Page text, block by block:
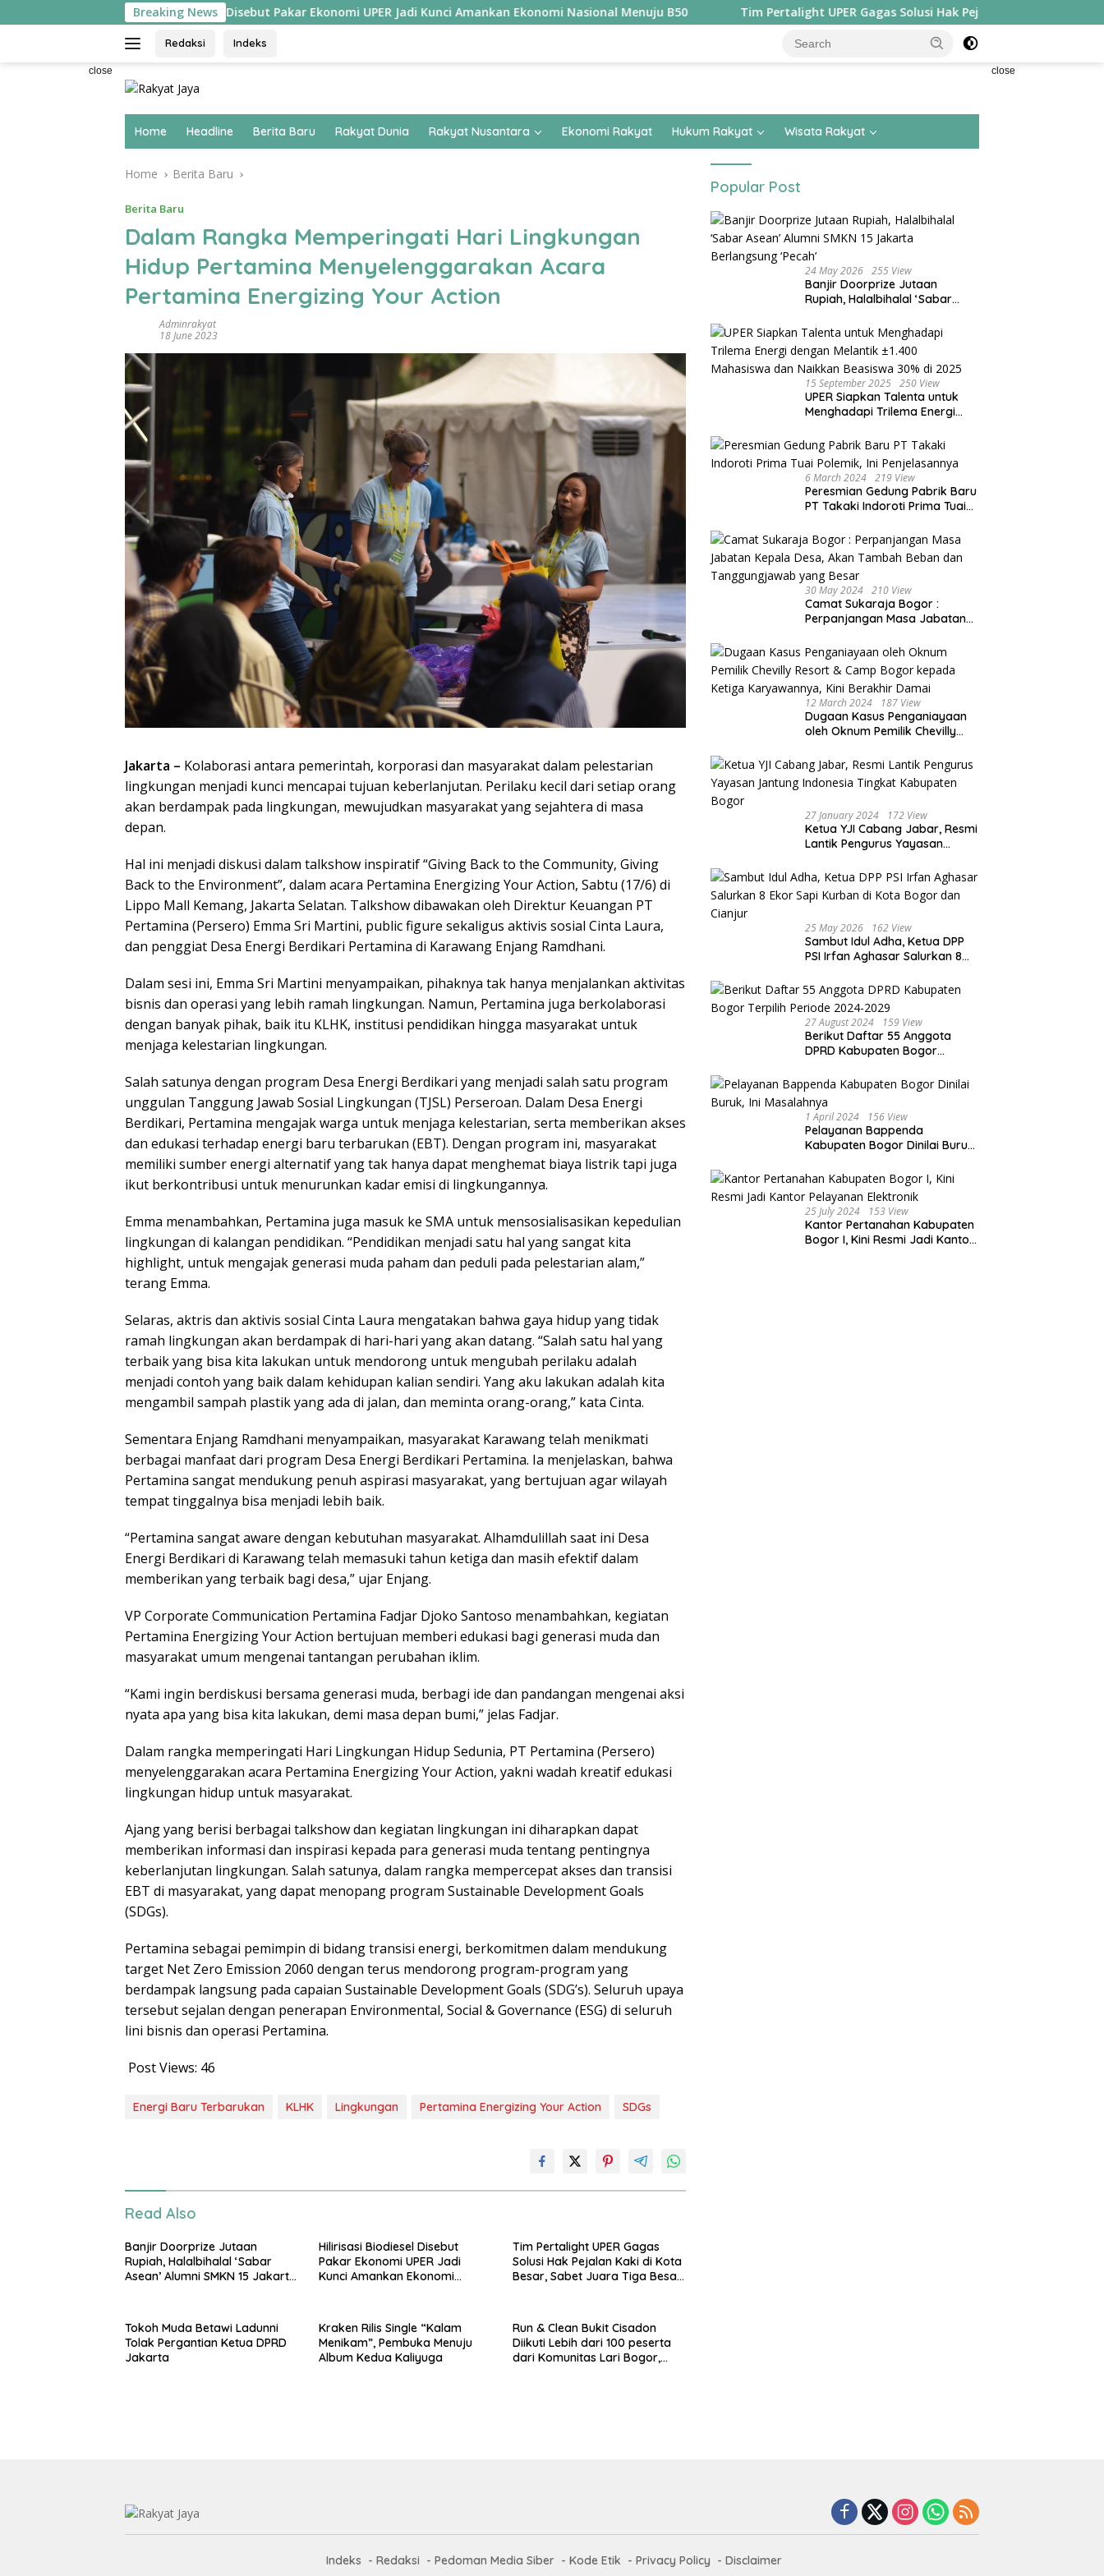
to
Breaking News
Hilirisasi Biodiesel Disebut Pakar Ekonomi UPER Jadi Kunci Amankan Ekonomi Nasional Menuju B50 Tim Pertalight UPER Gagas Solusi Hak Pejalan Kaki di Kota Besar, Sabet
Redaksi Indeks
close close
Home Headline Berita Baru Rakyat Dunia Rakyat Nusantara Ekonomi Rakyat Hukum Rakyat Wisata Rakyat
Home Berita Baru
Berita Baru
Dalam Rangka Memperingati Hari Lingkungan
Hidup Pertamina Menyelenggarakan Acara
Pertamina Energizing Your Action
Adminrakyat
18 June 2023
Jakarta – Kolaborasi antara pemerintah, korporasi dan masyarakat dalam pelestarian
lingkungan menjadi kunci mencapai tujuan keberlanjutan. Perilaku kecil dari setiap orang
akan berdampak pada lingkungan, mewujudkan masyarakat yang sejahtera di masa
depan.
Hal ini menjadi diskusi dalam talkshow inspiratif “Giving Back to the Community, Giving
Back to the Environment”, dalam acara Pertamina Energizing Your Action, Sabtu (17/6) di
Lippo Mall Kemang, Jakarta Selatan. Talkshow dibawakan oleh Direktur Keuangan PT
Pertamina (Persero) Emma Sri Martini, public figure sekaligus aktivis sosial Cinta Laura,
dan penggiat Desa Energi Berdikari Pertamina di Karawang Enjang Ramdhani.
Dalam sesi ini, Emma Sri Martini menyampaikan, pihaknya tak hanya menjalankan aktivitas
bisnis dan operasi yang lebih ramah lingkungan. Namun, Pertamina juga berkolaborasi
dengan banyak pihak, baik itu KLHK, institusi pendidikan hingga masyarakat untuk
menjaga kelestarian lingkungan.
Salah satunya dengan program Desa Energi Berdikari yang menjadi salah satu program
unggulan Tanggung Jawab Sosial Lingkungan (TJSL) Perseroan. Dalam Desa Energi
Berdikari, Pertamina mengajak warga untuk menjaga kelestarian, serta memberikan akses
dan edukasi terhadap energi baru terbarukan (EBT). Dengan program ini, masyarakat
memiliki sumber energi alternatif yang tak hanya dapat menghemat biaya listrik tapi juga
ikut berkontribusi untuk menurunkan kadar emisi di lingkungannya.
Emma menambahkan, Pertamina juga masuk ke SMA untuk mensosialisasikan kepedulian
lingkungan di kalangan pendidikan. “Pendidikan menjadi satu hal yang sangat kita
highlight, untuk mengajak generasi muda paham dan peduli pada pelestarian alam,”
terang Emma.
Selaras, aktris dan aktivis sosial Cinta Laura mengatakan bahwa gaya hidup yang tidak
ramah lingkungan akan berdampak di hari-hari yang akan datang. “Salah satu hal yang
terbaik yang bisa kita lakukan untuk mendorong untuk mengubah perilaku adalah
menjadi contoh yang baik dalam kehidupan kalian sendiri. Yang aku lakukan adalah kita
mengambil sampah plastik yang ada di jalan, dan meminta orang-orang,” kata Cinta.
Sementara Enjang Ramdhani menyampaikan, masyarakat Karawang telah menikmati
berbagai manfaat dari program Desa Energi Berdikari Pertamina. Ia menjelaskan, bahwa
Pertamina sangat mendukung penuh aspirasi masyarakat, yang bertujuan agar wilayah
tempat tinggalnya bisa menjadi lebih baik.
“Pertamina sangat aware dengan kebutuhan masyarakat. Alhamdulillah saat ini Desa
Energi Berdikari di Karawang telah memasuki tahun ketiga dan masih efektif dalam
memberikan yang terbaik bagi desa,” ujar Enjang.
VP Corporate Communication Pertamina Fadjar Djoko Santoso menambahkan, kegiatan
Pertamina Energizing Your Action bertujuan memberi edukasi bagi generasi muda dan
masyarakat umum mengenai tantangan perubahan iklim.
“Kami ingin berdiskusi bersama generasi muda, berbagi ide dan pandangan mengenai aksi
nyata apa yang bisa kita lakukan, demi masa depan bumi,” jelas Fadjar.
Dalam rangka memperingati Hari Lingkungan Hidup Sedunia, PT Pertamina (Persero)
menyelenggarakan acara Pertamina Energizing Your Action, yakni wadah kreatif edukasi
lingkungan hidup untuk masyarakat.
Ajang yang berisi berbagai talkshow dan kegiatan lingkungan ini diharapkan dapat
memberikan informasi dan inspirasi kepada para generasi muda tentang pentingnya
keberlanjutan lingkungan. Salah satunya, dalam rangka mempercepat akses dan transisi
EBT di masyarakat, yang dapat menopang program Sustainable Development Goals
(SDGs).
Pertamina sebagai pemimpin di bidang transisi energi, berkomitmen dalam mendukung
target Net Zero Emission 2060 dengan terus mendorong program-program yang
berdampak langsung pada capaian Sustainable Development Goals (SDG’s). Seluruh upaya
tersebut sejalan dengan penerapan Environmental, Social & Governance (ESG) di seluruh
lini bisnis dan operasi Pertamina.
Post Views: 46
Energi Baru Terbarukan KLHK Lingkungan Pertamina Energizing Your Action SDGs
Read Also
Banjir Doorprize Jutaan
Rupiah, Halalbihalal ‘Sabar
Asean’ Alumni SMKN 15 Jakarta
Hilirisasi Biodiesel Disebut
Pakar Ekonomi UPER Jadi
Kunci Amankan Ekonomi
Tim Pertalight UPER Gagas
Solusi Hak Pejalan Kaki di Kota
Besar, Sabet Juara Tiga Besar
Tokoh Muda Betawi Ladunni
Tolak Pergantian Ketua DPRD
Jakarta
Kraken Rilis Single “Kalam
Menikam”, Pembuka Menuju
Album Kedua Kaliyuga
Run & Clean Bukit Cisadon
Diikuti Lebih dari 100 peserta
dari Komunitas Lari Bogor,
Popular Post
24 May 2026 255 View
Banjir Doorprize Jutaan
Rupiah, Halalbihalal ‘Sabar
Berlangsung ‘Pecah’
15 September 2025 250 View
UPER Siapkan Talenta untuk
Menghadapi Trilema Energi
Mahasiswa dan Naikkan
Beasiswa 30% di 2025
6 March 2024 219 View
Peresmian Gedung Pabrik Baru
PT Takaki Indoroti Prima Tuai
30 May 2024 210 View
Camat Sukaraja Bogor :
Perpanjangan Masa Jabatan
Beban dan Tanggungjawab
yang Besar
12 March 2024 187 View
Dugaan Kasus Penganiayaan
oleh Oknum Pemilik Chevilly
Ketiga Karyawannya, Kini
Berakhir Damai
27 January 2024 172 View
Ketua YJI Cabang Jabar, Resmi
Lantik Pengurus Yayasan
Kabupaten Bogor
25 May 2026 162 View
Sambut Idul Adha, Ketua DPP
PSI Irfan Aghasar Salurkan 8
Bogor dan Cianjur
27 August 2024 159 View
Berikut Daftar 55 Anggota
DPRD Kabupaten Bogor
1 April 2024 156 View
Pelayanan Bappenda
Kabupaten Bogor Dinilai Buruk,
25 July 2024 153 View
Kantor Pertanahan Kabupaten
Bogor I, Kini Resmi Jadi Kantor
Indeks Redaksi Pedoman Media Siber Kode Etik Privacy Policy
Disclaimer